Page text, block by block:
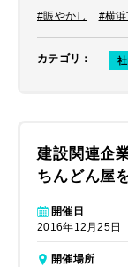
#賑やかし
#横
カテゴリ ：
建設関連企
ちんどん屋
開催日
2016年12月25日
開催場所